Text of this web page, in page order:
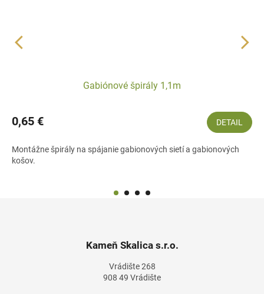
Gabiónové špirály 1,1m
0,65 € DETAIL
Montážne špirály na spájanie gabionových sietí a gabionových
košov.
Kameň Skalica s.r.o.
Vrádište 268
908 49 Vrádište